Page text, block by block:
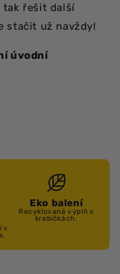
tak řešit další
stačit už navždy!
úvodní
v
Eko balení
Recyklovaná výplň v
krabičkách.